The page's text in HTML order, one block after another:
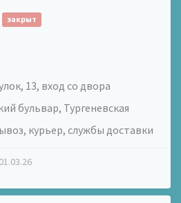
закрыт
13, вход со двора
бульвар, Тургеневская
курьер, службы доставки